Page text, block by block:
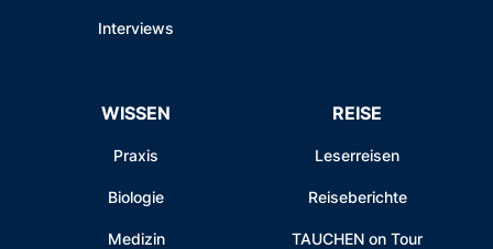
Interviews
WISSEN
Praxis
Biologie
Medizin
REISE
Leserreisen
Reiseberichte
TAUCHEN on Tour